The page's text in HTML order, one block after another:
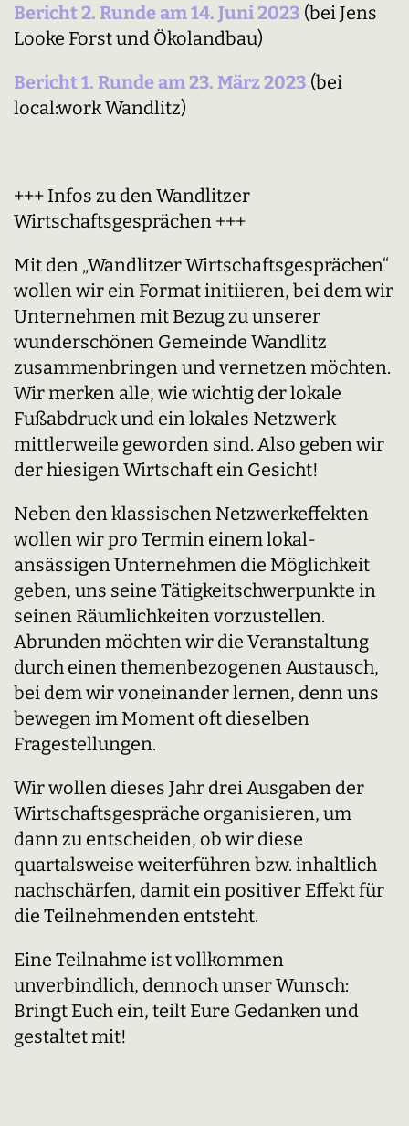
Bericht 2. Runde am 14. Juni 2023 (bei Jens
Looke Forst und Ökolandbau)
Bericht 1. Runde am 23. März 2023 (bei
local:work Wandlitz)
+++ Infos zu den Wandlitzer
Wirtschaftsgesprächen +++
Mit den „Wandlitzer Wirtschaftsgesprächen“
wollen wir ein Format initiieren, bei dem wir
Unternehmen mit Bezug zu unserer
wunderschönen Gemeinde Wandlitz
zusammenbringen und vernetzen möchten.
Wir merken alle, wie wichtig der lokale
Fußabdruck und ein lokales Netzwerk
mittlerweile geworden sind. Also geben wir
der hiesigen Wirtschaft ein Gesicht!
Neben den klassischen Netzwerkeffekten
wollen wir pro Termin einem lokal-
ansässigen Unternehmen die Möglichkeit
geben, uns seine Tätigkeitschwerpunkte in
seinen Räumlichkeiten vorzustellen.
Abrunden möchten wir die Veranstaltung
durch einen themenbezogenen Austausch,
bei dem wir voneinander lernen, denn uns
bewegen im Moment oft dieselben
Fragestellungen.
Wir wollen dieses Jahr drei Ausgaben der
Wirtschaftsgespräche organisieren, um
dann zu entscheiden, ob wir diese
quartalsweise weiterführen bzw. inhaltlich
nachschärfen, damit ein positiver Effekt für
die Teilnehmenden entsteht.
Eine Teilnahme ist vollkommen
unverbindlich, dennoch unser Wunsch:
Bringt Euch ein, teilt Eure Gedanken und
gestaltet mit!